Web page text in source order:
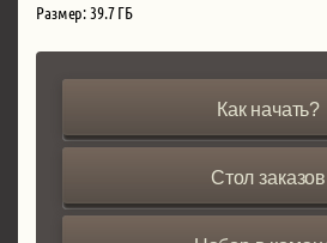
Размер: 39.7 ГБ
Как начать?
Стол заказов